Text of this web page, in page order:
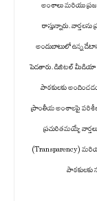
అంశాలు మరియు
రాస్తున్నారు.
అందుబాటులో ఉన్న
పెడతారు. డిజిటల్ మీడియా
పాఠకులకు
ప్రాంతీయ అంశాలపై
ప్రచురితమయ్యే
(Transparency)
పాఠకులకు